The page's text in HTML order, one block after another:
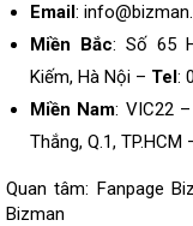
Email :
Miền Bắc: Số 65
Kiếm, Hà Nội – Tel :
Miền Nam: VIC22
Thắng, Q.1, TP.HCM
Quan tâm: Fanpage
Bizman